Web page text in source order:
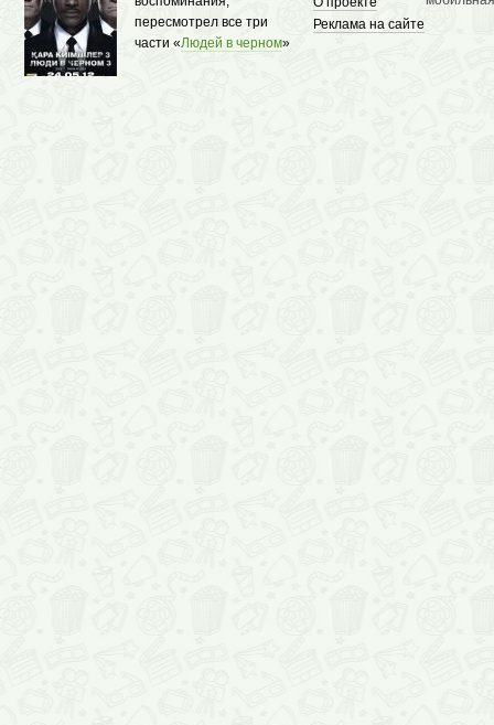
Реклама на сайте
пересмотрел все три
части «Людей в черном»